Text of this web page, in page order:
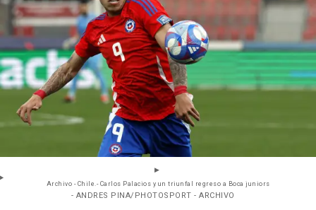
Archivo - Chile.- Carlos Palacios y un triunfal regreso a Boca juniors
- ANDRES PINA/PHOTOSPORT - ARCHIVO